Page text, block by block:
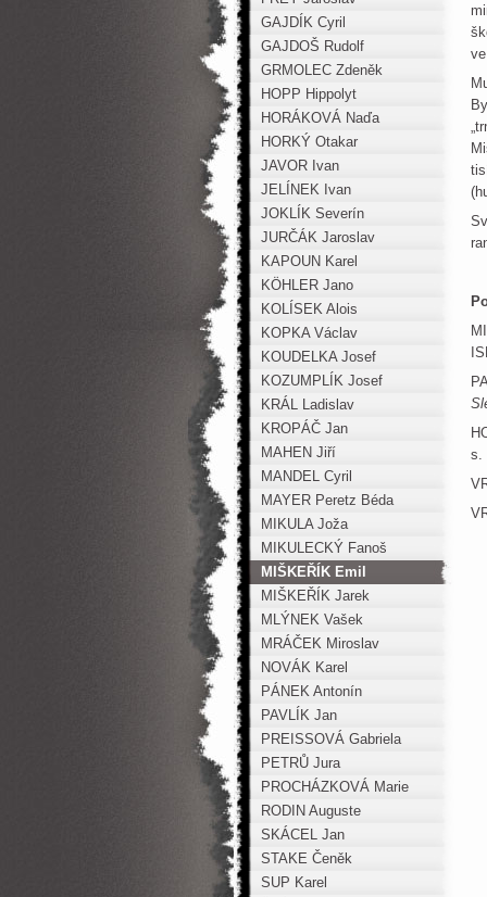
s.
GAJDÍK Cyril
GAJDOŠ Rudolf
GRMOLEC Zdeněk
HOPP Hippolyt
HORÁKOVÁ Naďa
HORKÝ Otakar
JAVOR Ivan
JELÍNEK Ivan
JOKLÍK Severín
JURČÁK Jaroslav
KAPOUN Karel
KÖHLER Jano
KOLÍSEK Alois
KOPKA Václav
KOUDELKA Josef
KOZUMPLÍK Josef
KRÁL Ladislav
KROPÁČ Jan
MAHEN Jiří
MANDEL Cyril
MAYER Peretz Béda
MIKULA Joža
MIKULECKÝ Fanoš
MIŠKEŘÍK Emil
MIŠKEŘÍK Jarek
MLÝNEK Vašek
MRÁČEK Miroslav
NOVÁK Karel
PÁNEK Antonín
PAVLÍK Jan
PREISSOVÁ Gabriela
PETRŮ Jura
PROCHÁZKOVÁ Marie
RODIN Auguste
SKÁCEL Jan
STAKE Čeněk
SUP Karel